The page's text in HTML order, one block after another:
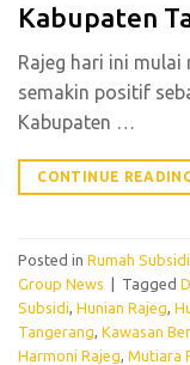
Kabupaten
Rajeg hari ini mulai
semakin positif
Kabupaten …
CONTINUE
Posted in Rumah
Group News | Tagged
Subsidi, Hunian Rajeg,
Tangerang, Kawasan
Harmoni Rajeg, Mutiara